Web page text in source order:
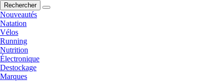
Rechercher
Nouveautés
Natation
Vélos
Running
Nutrition
Électronique
Destockage
Marques